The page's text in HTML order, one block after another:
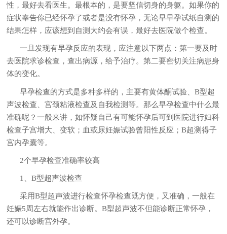
性，最好去看医生。最根本的，是要坚信切身的身躯。如果你的
症状奉告你已经怀孕了或者是没有怀孕，无论早早孕试纸自测的
结果怎样，应该想到自测大约会有误，最好去医院做个检查。
一旦发现有早孕反应的表现，应注意以下两点：第一要及时
去医院求诊检查，查出病源，给予治疗。第二要密切关注病患身
体的变化。
早孕检查的方式是多种多样的，主要有黄体酮试验、B型超
声波检查、宫颈粘液检查及自我检测等。那么早孕检查中什么最
准确呢？一般来讲，如怀疑自己有可能怀孕后可到医院进行妇科
检查子宫增大、变软；血或尿妊娠试验曾阳性反应；B超测得子
宫内孕囊等。
2个早孕检查准确率较高
1、B型超声波检查
采用B型超声波进行检查怀孕检查既方便，又准确，一般在
妊娠5周左右就能作出诊断。B型超声波不但能诊断正常怀孕，
还可以诊断宫外孕。